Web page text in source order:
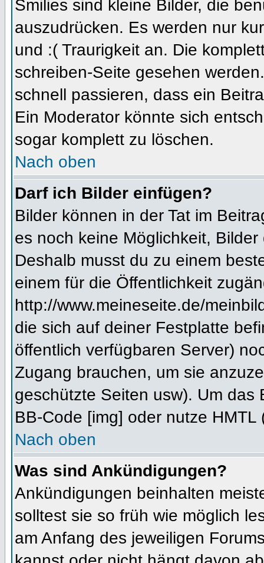
Smilies sind kleine Bilder, die
auszudrücken. Es werden nur
und :( Traurigkeit an. Die
schreiben-Seite gesehen
schnell passieren, dass ein
Ein Moderator könnte sich
sogar komplett zu löschen.
Nach oben
Darf ich Bilder einfügen?
Bilder können in der Tat im
es noch keine Möglichkeit,
Deshalb musst du zu einem
einem für die Öffentlichkeit
http://www.meineseite.de/
die sich auf deiner Festplatte
öffentlich verfügbaren Server)
Zugang brauchen, um sie
geschützte Seiten usw). Um
BB-Code [img] oder nutze HMTL
Nach oben
Was sind Ankündigungen?
Ankündigungen beinhalten
solltest sie so früh wie möglich
am Anfang des jeweiligen